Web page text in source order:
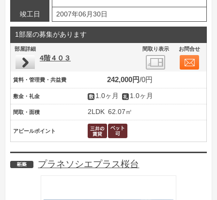
竣工日 2007年06月30日
1部屋の募集があります
部屋詳細 間取り表示 お問合せ
4階４０３
賃料・管理費・共益費 242,000円 0円
敷金・礼金 1.0ヶ月 1.0ヶ月
間取・面積 2LDK 62.07㎡
アピールポイント
新築
プラネソシエプラス桜台